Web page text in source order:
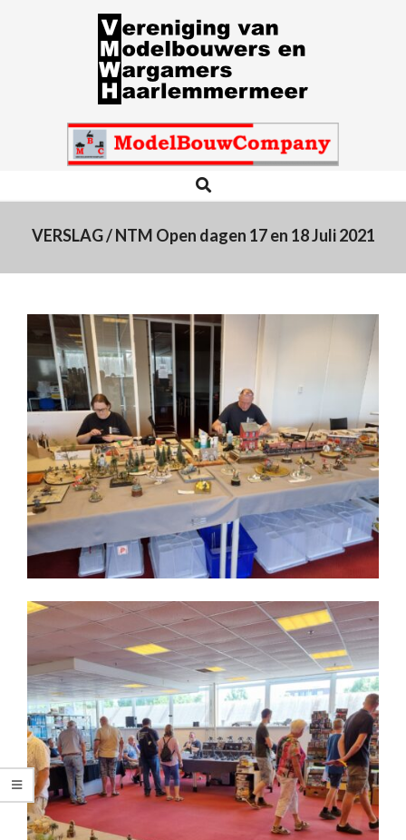
VMWH
Navigation
Menu
Search
VERSLAG / NTM Open dagen 17 en 18 Juli 2021